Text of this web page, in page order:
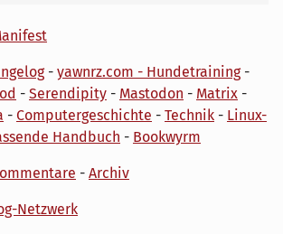
- yawnrz.com - Hundetraining-
- Serendipity - Mastodon - Matrix -
- Computergeschichte - Technik - Linux-
Handbuch - Bookwyrm
- Archiv
Netzwerk